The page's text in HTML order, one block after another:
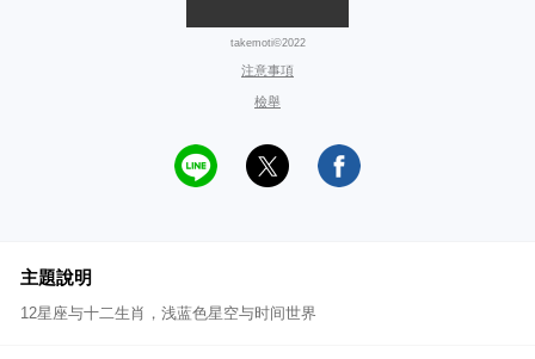
takemoti©2022
注意事項
檢舉
主題說明
12星座与十二生肖，浅蓝色星空与时间世界